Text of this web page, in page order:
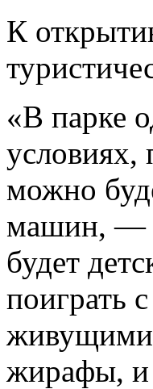
К
«В парке
можно
машин, —
будет
поиграть
живущими
жирафы, и